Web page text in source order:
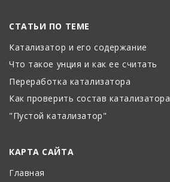
СТАТЬИ ПО ТЕМЕ
Катализатор и его содержание
Что такое унция и как ее считать
Переработка катализатора
Как проверить состав катализатора
"Пустой катализатор"
КАРТА САЙТА
Главная